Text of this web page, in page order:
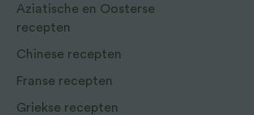
Aziatische en Oosterse
recepten
Chinese recepten
Franse recepten
Griekse recepten